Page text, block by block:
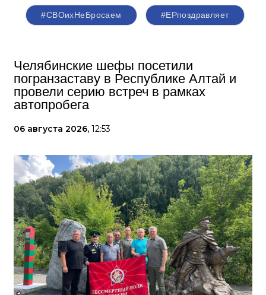
#СВОихНеБросаем #ЕРпоздравляет
Челябинские шефы посетили
погранзаставу в Республике Алтай и
провели серию встреч в рамках
автопробега
06 августа 2026, 12:53